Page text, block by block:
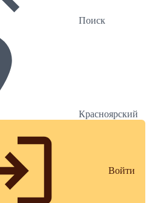
Поиск
Красноярский
Войти